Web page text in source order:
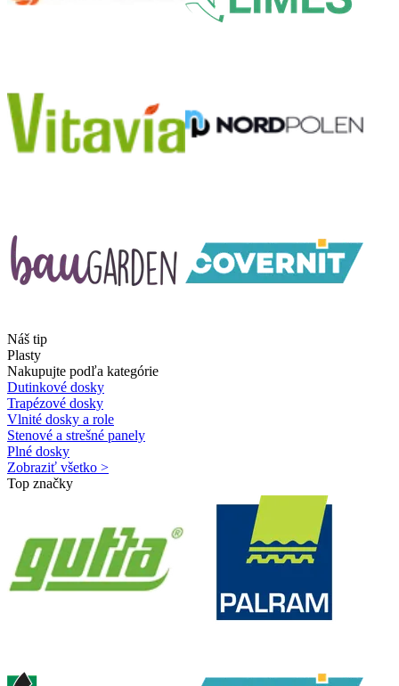
Náš tip
Plasty
Nakupujte podľa kategórie
Dutinkové dosky
Trapézové dosky
Vlnité dosky a role
Stenové a strešné panely
Plné dosky
Zobraziť všetko >
Top značky